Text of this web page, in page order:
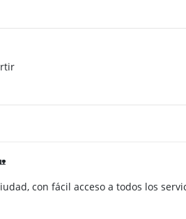
con fácil acceso a todos los